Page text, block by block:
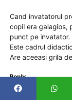
Cand invatatorul
copil era galagios,
punct pe invatator.
Este cadrul
Are aceeasi grila
Reply